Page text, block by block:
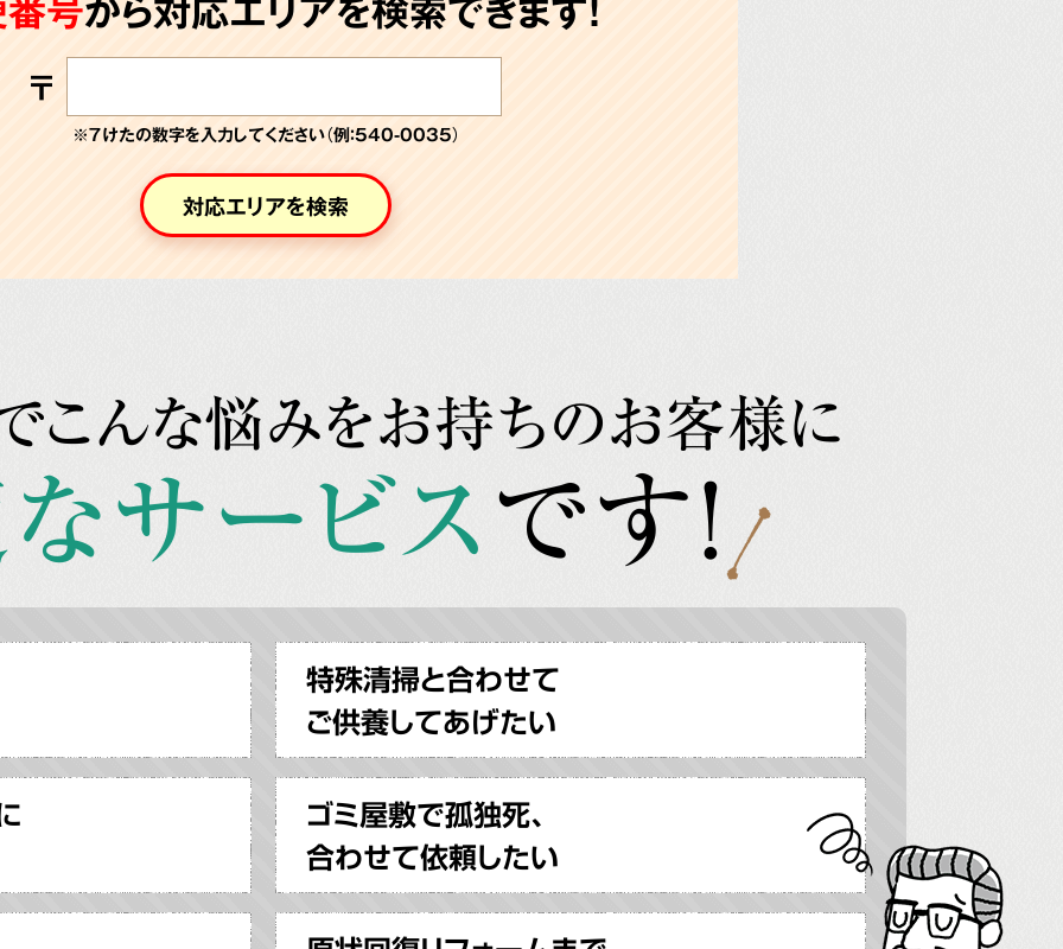
〒
※７けたの数字を入力してください（例：540-0035）
対応エリアを検索
こんな悩みをお持ちのお客様に
サービスです!
特殊清掃と合わせて
ご供養してあげたい
ゴミ屋敷で孤独死、
合わせて依頼したい